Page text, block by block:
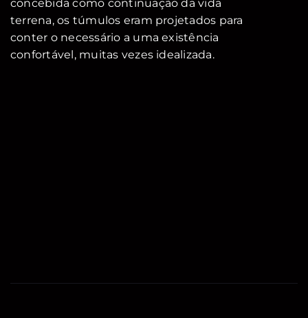
concebida como continuação da vida
terrena, os túmulos eram projetados para
conter o necessário a uma existência
confortável, muitas vezes idealizada.